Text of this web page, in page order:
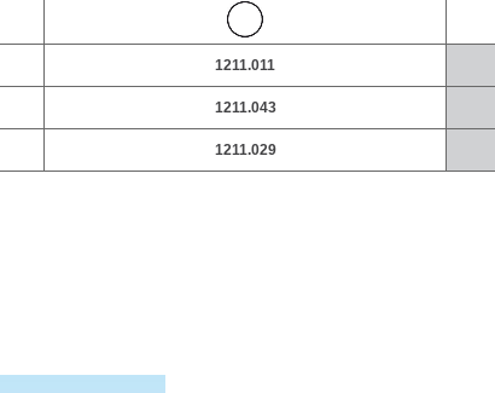
1211.011
1211.043
1211.029